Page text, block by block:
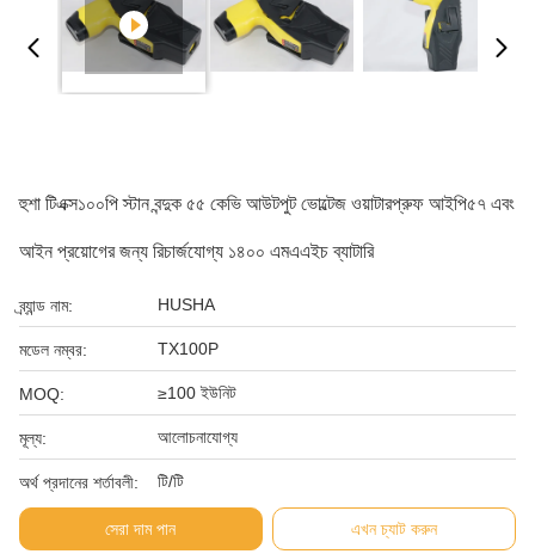
হুশা টিএক্স১০০পি স্টান বন্দুক ৫৫ কেভি আউটপুট ভোল্টেজ ওয়াটারপ্রুফ আইপি৫৭ এবং
আইন প্রয়োগের জন্য রিচার্জযোগ্য ১৪০০ এমএএইচ ব্যাটারি
ব্র্যান্ড নাম: HUSHA
মডেল নম্বর: TX100P
MOQ: ≥100 ইউনিট
মূল্য: আলোচনাযোগ্য
অর্থ প্রদানের শর্তাবলী: টি/টি
সেরা দাম পান এখন চ্যাট করুন